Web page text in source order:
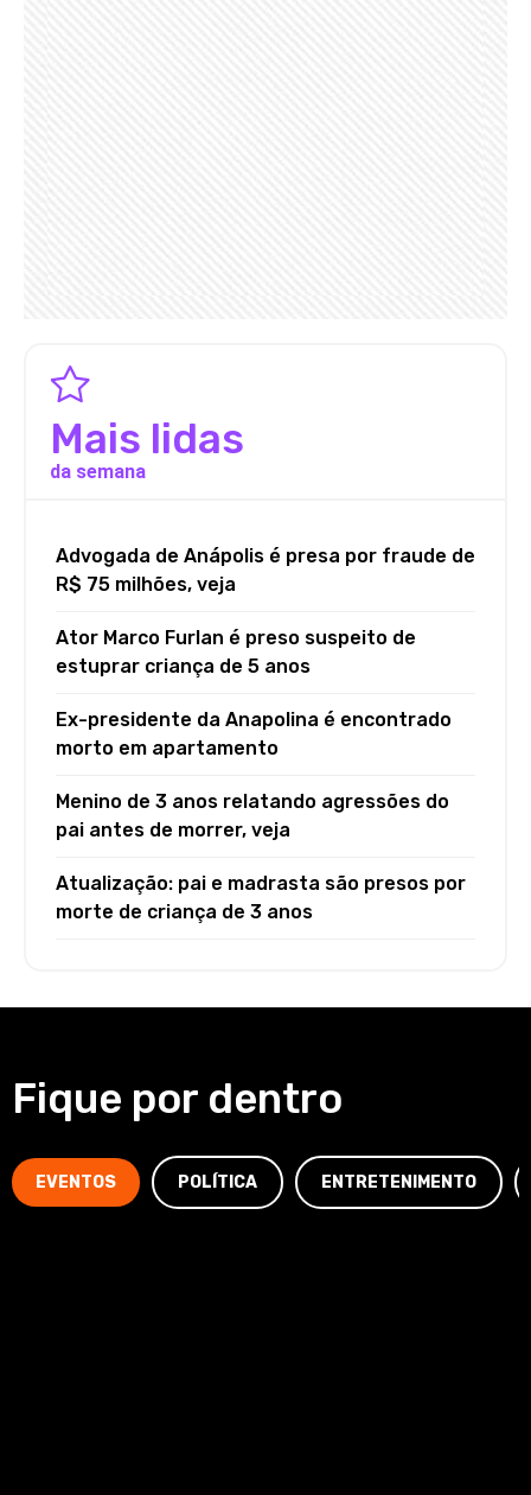
Mais lidas
da semana
Advogada de Anápolis é presa por fraude de
R$ 75 milhões, veja
Ator Marco Furlan é preso suspeito de
estuprar criança de 5 anos
Ex-presidente da Anapolina é encontrado
morto em apartamento
Menino de 3 anos relatando agressões do
pai antes de morrer, veja
Atualização: pai e madrasta são presos por
morte de criança de 3 anos
Fique por dentro
EVENTOS POLÍTICA ENTRETENIMENTO